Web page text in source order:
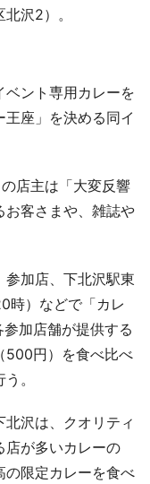
沢2）。
ント専用カレーを
座」を決める同イ
店主は「大変反響
お客さまや、雑誌や
加店、下北沢駅東
時）などで「カレ
加店舗が提供する
500円）を食べ比べ
。
沢は、クオリティ
店が多いカレーの
の限定カレーを食べ